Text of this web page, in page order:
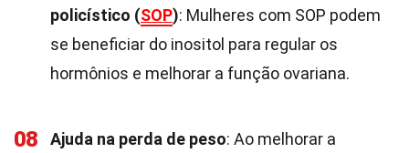
policístico (SOP): Mulheres com SOP podem
se beneficiar do inositol para regular os
hormônios e melhorar a função ovariana.
08 Ajuda na perda de peso: Ao melhorar a